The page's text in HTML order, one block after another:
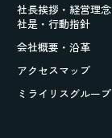
社長挨拶・経営理念
社是・行動指針
会社概要・沿革
アクセスマップ
ミライリスグループ